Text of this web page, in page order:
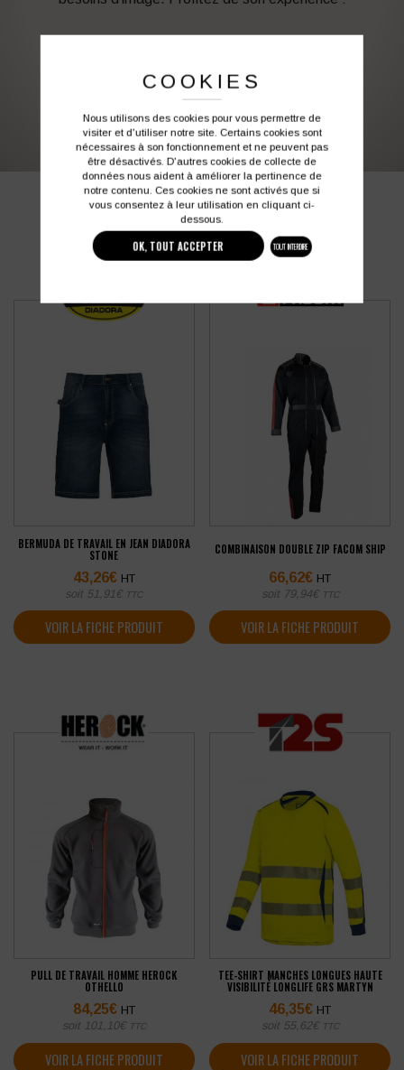
PRODUITS SIMILAIRES
BERMUDA DE TRAVAIL EN JEAN DIADORA
STONE
43,26€ HT
soit 51,91 € TTC
VOIR LA FICHE PRODUIT
COMBINAISON DOUBLE ZIP FACOM SHIP
66,62€ HT
soit 79,94€ TTC
VOIR LA FICHE PRODUIT
PULL DE TRAVAIL HOMME HEROCK
OTHELLO
84,25€ HT
soit 101,10€ TTC
VOIR LA FICHE PRODUIT
TEE-SHIRT MANCHES LONGUES HAUTE
VISIBILITÉ LONGLIFE GRS MARTYN
46,35€ HT
soit 55,62€ TTC
VOIR LA FICHE PRODUIT
COOKIES
Nous utilisons des cookies pour vous permettre de
visiter et d'utiliser notre site. Certains cookies sont
nécessaires à son fonctionnement et ne peuvent pas
être désactivés. D'autres cookies de collecte de
données nous aident à améliorer la pertinence de
notre contenu. Ces cookies ne sont activés que si
vous consentez à leur utilisation en cliquant ci-
dessous.
OK, TOUT ACCEPTER TOUT INTERDIRE